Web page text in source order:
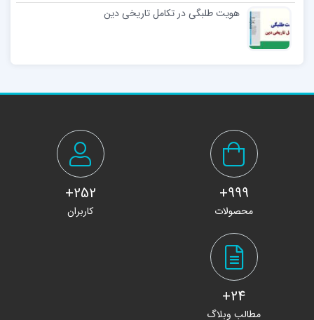
هویت طلبگی در تکامل تاریخی دین
999+
محصولات
252+
کاربران
24+
مطالب وبلاگ